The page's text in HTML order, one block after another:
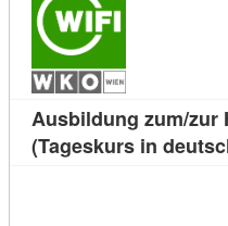
Ausbildung zum/zur
(Tageskurs in